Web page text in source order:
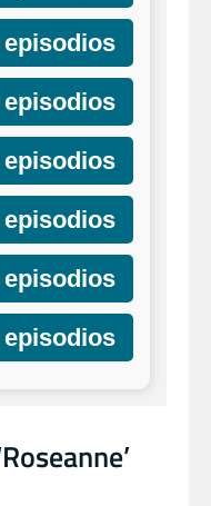
episodios
episodios
episodios
episodios
episodios
episodios